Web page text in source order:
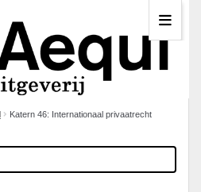
Katern 46: Internationaal privaatrecht